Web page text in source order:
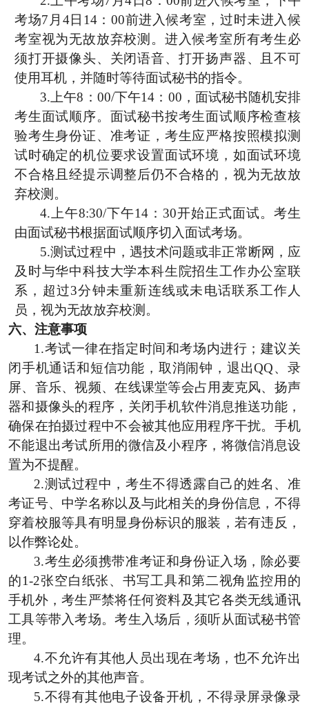
考场7 月 4日 14： 00前进入候考室，过时未进入候
考室视为无故放弃校测。进入候考室所有考生必
须打开摄像头、关闭语音、打开扬声器、且不可
使用耳机，并随时等待面试秘书的指令。
3.上午8 ： 00/下午14 ： 00 ，面试秘书随机安排
考生面试顺序。面试秘书按考生面试顺序检查核
验考生身份证、准考证，考生应严格按照模拟测
试时确定的机位要求设置面试环境，如面试环境
不合格且经提示调整后仍不合格的，视为无故放
弃校测。
4.上午8:30/下午14 ： 30开始正式面试。考生
由面试秘书根据面试顺序切入面试考场。
5.测试过程中，遇技术问题或非正常断网，应
及时与华中科技大学本科生院招生工作办公室联
系，超过3分钟未重新连线或未电话联系工作人
员，视为无故放弃校测。
六、 注意事项
1.考试一律在指定时间和考场内进行；建议关
闭手机通话和短信功能，取消闹钟，退出QQ、录
屏、音乐、视频、在线课堂等会占用麦克风、扬声
器和摄像头的程序，关闭手机软件消息推送功能，
确保在拍摄过程中不会被其他应用程序干扰。手机
不能退出考试所用的微信及小程序，将微信消息设
置为不提醒。
2.测试过程中，考生不得透露自己的姓名、准
考证号、中学名称以及与此相关的身份信息，不得
穿着校服等具有明显身份标识的服装，若有违反，
以作弊论处。
3.考生必须携带准考证和身份证入场，除必要
的1-2张空白纸张、书写工具和第二视角监控用的
手机外，考生严禁将任何资料及其它各类无线通讯
工具等带入考场。考生入场后，须听从面试秘书管
理。
4.不允许有其他人员出现在考场，也不允许出
现考试之外的其他声音。
5.不得有其他电子设备开机，不得录屏录像录